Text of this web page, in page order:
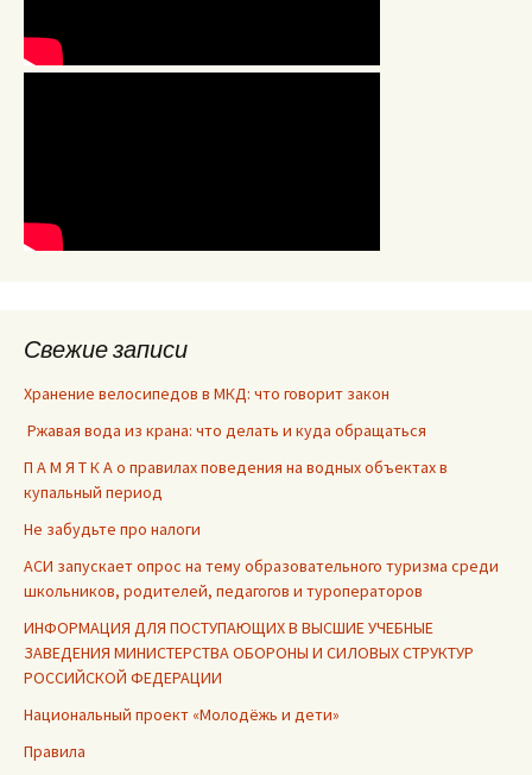
Свежие записи
Хранение велосипедов в МКД: что говорит закон
Ржавая вода из крана: что делать и куда обращаться
П А М Я Т К А о правилах поведения на водных объектах в
купальный период
Не забудьте про налоги
АСИ запускает опрос на тему образовательного туризма среди
школьников, родителей, педагогов и туроператоров
ИНФОРМАЦИЯ ДЛЯ ПОСТУПАЮЩИХ В ВЫСШИЕ УЧЕБНЫЕ
ЗАВЕДЕНИЯ МИНИСТЕРСТВА ОБОРОНЫ И СИЛОВЫХ СТРУКТУР
РОССИЙСКОЙ ФЕДЕРАЦИИ
Национальный проект «Молодёжь и дети»
Правила